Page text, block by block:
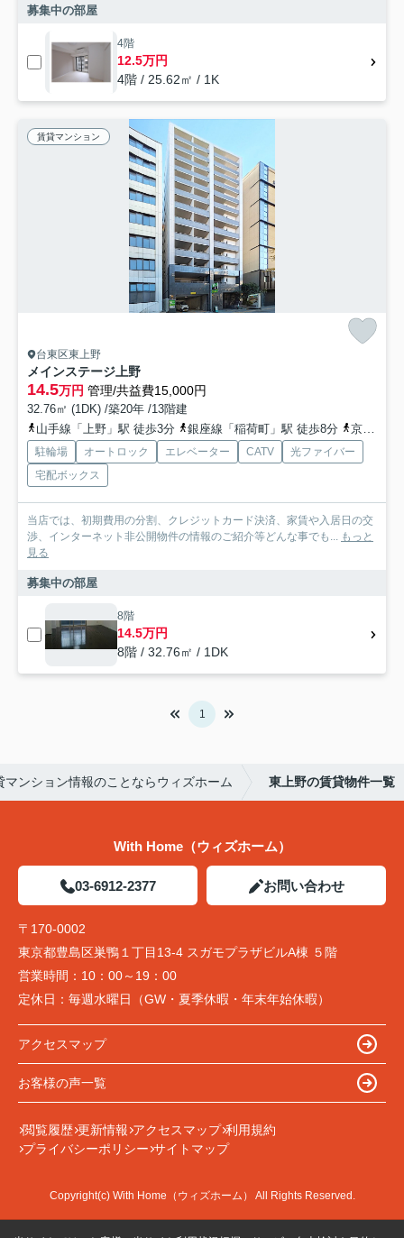
募集中の部屋
4階
12.5万円
4階 / 25.62㎡ / 1K
賃貸マンション
台東区東上野
メインステージ上野
14.5万円 管理/共益費15,000円
32.76㎡ (1DK) /築20年 /13階建
山手線「上野」駅 徒歩3分
銀座線「稲荷町」駅 徒歩8分 京成本線「京成上野」駅 徒歩10分
駐輪場 オートロック エレベーター CATV
光ファイバー
宅配ボックス
当店では、初期費用の分割、クレジットカード決済、家賃や入居日の交
渉、インターネット非公開物件の情報のご紹介等どんな事でも... もっと
見る
募集中の部屋
8階
14.5万円
8階 / 32.76㎡ / 1DK
1
マンション情報のことならウィズホーム 東上野の賃貸物件一覧
With Home（ウィズホーム）
03-6912-2377 お問い合わせ
〒170-0002
東京都豊島区巣鴨１丁目13-4 スガモプラザビルA棟 ５階
営業時間： 10：00～19：00
定休日： 毎週水曜日（GW・夏季休暇・年末年始休暇）
アクセスマップ
お客様の声一覧
閲覧履歴 更新情報 アクセスマップ 利用規約
プライバシーポリシー サイトマップ
Copyright(c) With Home（ウィズホーム） All Rights Reserved.